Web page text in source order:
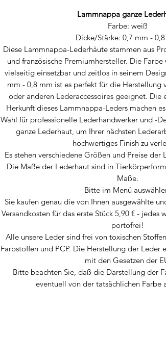
Lammnappa ganze
Farbe: weiß
Dicke/Stärke: 0,7 mm -
Diese Lammnappa-Lederhäute stammen aus
und französische Premiumhersteller. Die
vielseitig einsetzbar und zeitlos in seinem
mm - 0,8 mm ist es perfekt für die Herstellung
oder anderen Lederaccessoires geeignet. Die
Herkunft dieses Lammnappa-Leders machen
Wahl für professionelle Lederhandwerker und -
ganze Lederhaut, um Ihrer nächsten
hochwertiges Finish zu
Es stehen verschiedene Größen und Preise der
Die Maße der Lederhaut sind in
Maße.
Bitte im Menü
Sie kaufen genau die von Ihnen ausgewählte
Versandkosten für das erste Stück 5,90 € - jedes
portofrei!
Alle unsere Leder sind frei von toxischen
Farbstoffen und PCP. Die Herstellung der
mit den Gesetzen der
Bitte beachten Sie, daß die Darstellung der
eventuell von der tatsächlichen Farbe